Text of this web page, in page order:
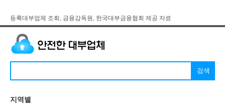
등록대부업체 조회, 금융감독원, 한국대부금융협회 제공 자료
지역별